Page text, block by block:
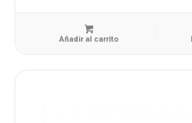
Añadir al carrito